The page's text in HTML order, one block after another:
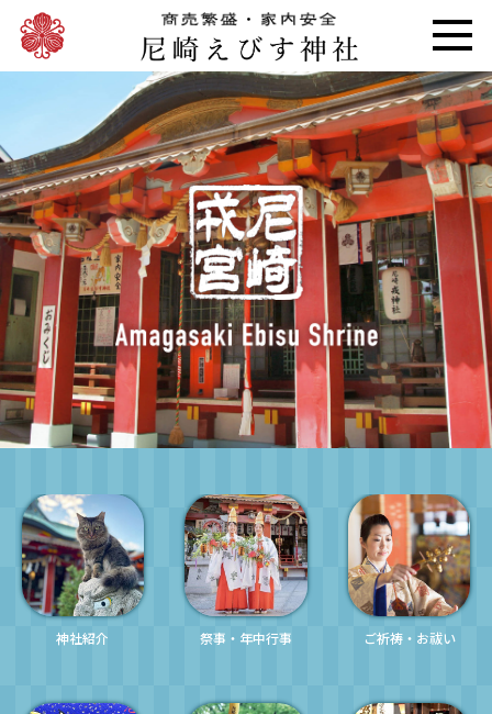
神社紹介 祭事・年中行事 ご祈祷・ お祓い